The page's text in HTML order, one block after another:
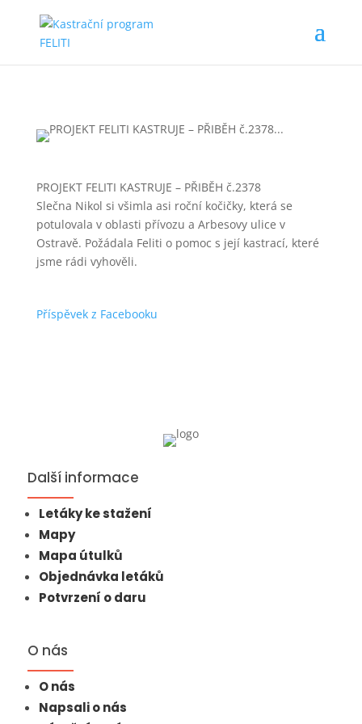
PROJEKT FELITI KASTRUJE – PŘIBĚH č.2378
Slečna Nikol si všimla asi roční kočičky, která se
potulovala v oblasti přívozu a Arbesovy ulice v
Ostravě. Požádala Feliti o pomoc s její kastrací, které
jsme rádi vyhověli.
Příspěvek z Facebooku
Další informace
Letáky ke stažení
Mapy
Mapa útulků
Objednávka letáků
Potvrzení o daru
O nás
O nás
Napsali o nás